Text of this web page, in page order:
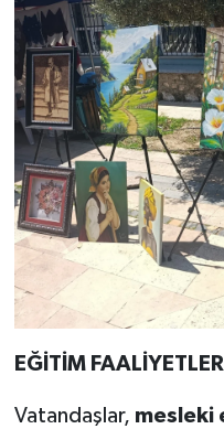
EĞİTİM
Vatandaşlar, mesleki